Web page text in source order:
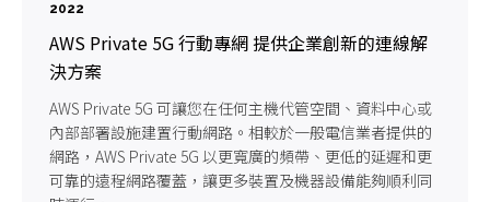
2022
AWS Private 5G 行動專網 提供企業創新的連線解
決方案
AWS Private 5G 可讓您在任何主機代管空間、資料中心或
內部部署設施建置行動網路。相較於一般電信業者提供的
網路，AWS Private 5G 以更寬廣的頻帶、更低的延遲和更
可靠的遠程網路覆蓋，讓更多裝置及機器設備能夠順利同